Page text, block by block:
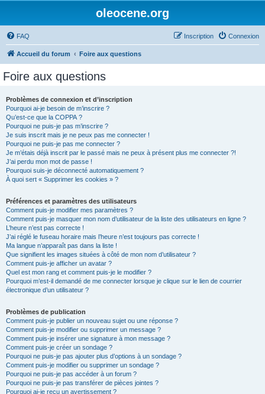
oleocene.org
FAQ Connexion
Inscription
Accueil du forum Foire aux questions
Foire aux questions
Problèmes de connexion et d’inscription
Pourquoi ai-je besoin de m’inscrire ?
Qu’est-ce que la COPPA ?
Pourquoi ne puis-je pas m’inscrire ?
Je suis inscrit mais je ne peux pas me connecter !
Pourquoi ne puis-je pas me connecter ?
Je m’étais déjà inscrit par le passé mais ne peux à présent plus me connecter ?!
J’ai perdu mon mot de passe !
Pourquoi suis-je déconnecté automatiquement ?
À quoi sert « Supprimer les cookies » ?
Préférences et paramètres des utilisateurs
Comment puis-je modifier mes paramètres ?
Comment puis-je masquer mon nom d’utilisateur de la liste des utilisateurs en ligne ?
L’heure n’est pas correcte !
J’ai réglé le fuseau horaire mais l’heure n’est toujours pas correcte !
Ma langue n’apparaît pas dans la liste !
Que signifient les images situées à côté de mon nom d’utilisateur ?
Comment puis-je afficher un avatar ?
Quel est mon rang et comment puis-je le modifier ?
Pourquoi m’est-il demandé de me connecter lorsque je clique sur le lien de courrier
électronique d’un utilisateur ?
Problèmes de publication
Comment puis-je publier un nouveau sujet ou une réponse ?
Comment puis-je modifier ou supprimer un message ?
Comment puis-je insérer une signature à mon message ?
Comment puis-je créer un sondage ?
Pourquoi ne puis-je pas ajouter plus d’options à un sondage ?
Comment puis-je modifier ou supprimer un sondage ?
Pourquoi ne puis-je pas accéder à un forum ?
Pourquoi ne puis-je pas transférer de pièces jointes ?
Pourquoi ai-je reçu un avertissement ?